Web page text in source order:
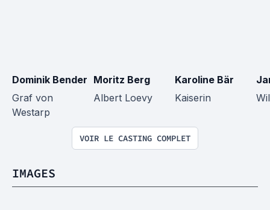
Dominik Bender
Graf von
Westarp
Moritz Berg
Albert Loevy
Karoline Bär
Kaiserin
VOIR LE CASTING COMPLET
IMAGES